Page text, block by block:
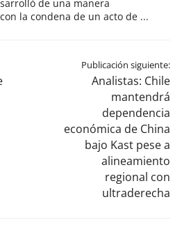
de una manera
la condena de un acto de ...
Publicación siguiente:
Analistas: Chile
mantendrá
dependencia
económica de China
bajo Kast pese a
alineamiento
regional con
ultraderecha